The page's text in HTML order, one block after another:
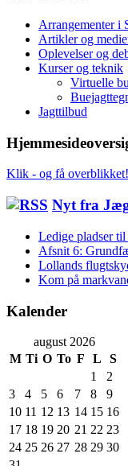
Arrangementer i
Artikler og
Oplevelser og
Kurser og teknik
Virtuelle
Jagttilbud
Klik - og få overblikket!
Nyt fra
Ledige pladser
Afsnit 6:
Lollands
Kom på
Kalender
august 2026
M Ti O To F L
S
1
2
3
4 5 6 7 8
9
10 11 12 13 14 15 16
17 18 19 20 21 22 23
24 25 26 27 28 29 30